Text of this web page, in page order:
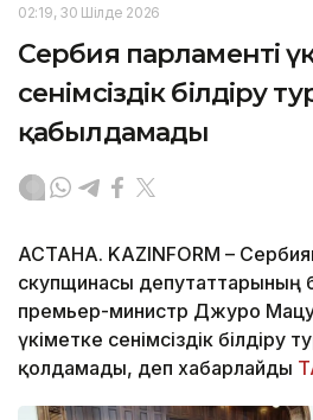
02:19, 30 Шілде 2026
Сербия парламенті
сенімсіздік білдіру
қабылдамады
АСТАНА. KAZINFORM –
скупщинасы депутаттарының
премьер-министр Джуро
үкіметке сенімсіздік білдіру
қолдамады, деп хабарлайды